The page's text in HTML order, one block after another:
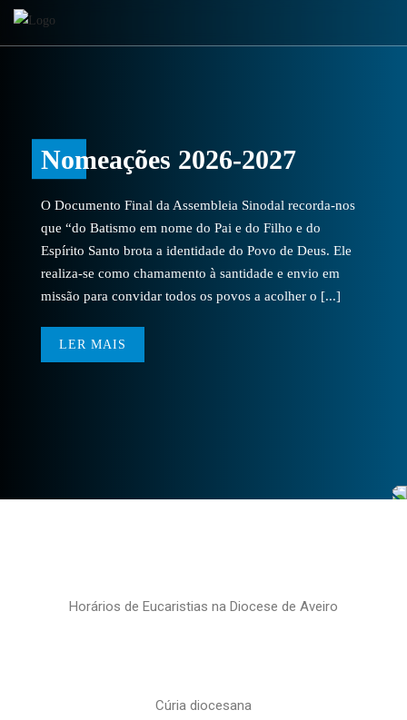
Nomeações 2026-2027
O Documento Final da Assembleia Sinodal recorda-nos
que “do Batismo em nome do Pai e do Filho e do
Espírito Santo brota a identidade do Povo de Deus. Ele
realiza-se como chamamento à santidade e envio em
missão para convidar todos os povos a acolher o [...]
LER MAIS
Horários de Eucaristias na Diocese de Aveiro
Cúria diocesana